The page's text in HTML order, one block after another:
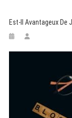
Est-Il Avantageux De